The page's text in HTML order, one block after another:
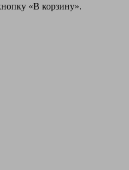
«В корзину».